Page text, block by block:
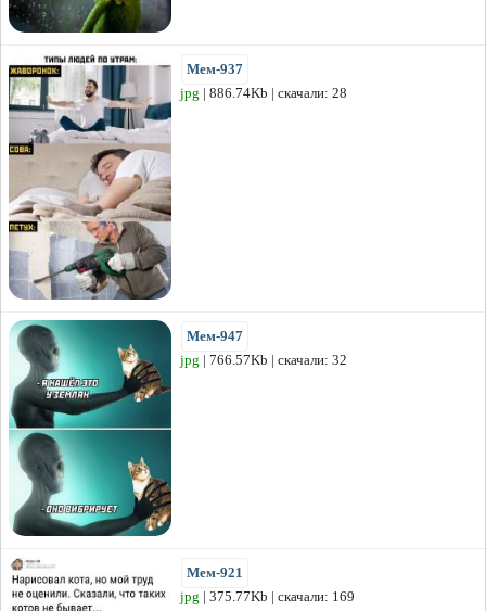
Мем-937
jpg | 886.74Kb | скачали: 28
Мем-947
jpg | 766.57Kb | скачали: 32
Мем-921
jpg | 375.77Kb | скачали: 169